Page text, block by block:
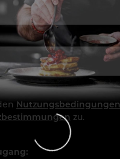
Nutzungsbedingungen
zu.